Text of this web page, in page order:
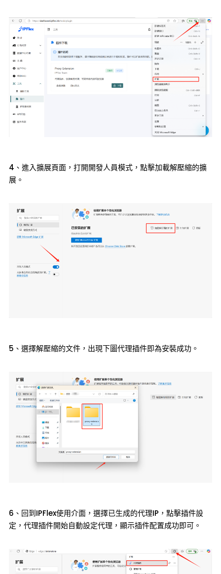
4、進入擴展頁面，打開開發人員模式，點擊加載解壓縮的擴
展。
5、選擇解壓縮的文件，出現下圖代理插件即為安裝成功。
6、回到IPFlex使用介面，選擇已生成的代理IP，點擊插件設
定，代理插件開始自動設定代理，顯示插件配置成功即可。